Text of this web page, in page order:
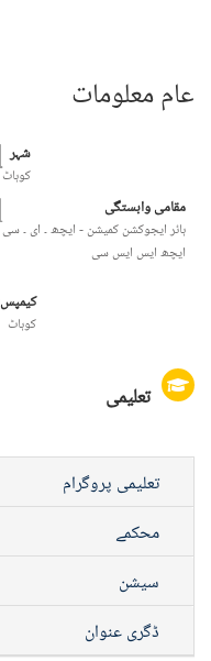
عام معلومات
شہر
کوہاٹ
مقامی وابستگی
ہائر ایجوکشن کمیشن - ایچھ ۔ ای ۔ سی
ایچھ ایس ایس سی
کیمپس
کوہاٹ
تعلیمی
تعلیمی پروگرام
محکمے
سیشن
ڈگری عنوان